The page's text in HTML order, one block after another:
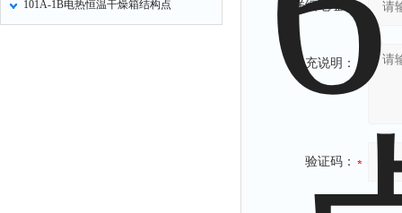
101A-1B电热恒温干燥箱结构点 详细地址：
补充说明：
验证码：